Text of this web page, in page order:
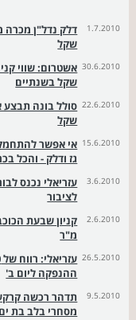
1.7.2010
שקל
30.6.2010
שקל בשנתיים
22.6.2010
שקל
15.6.2010 אי אפשר להתחמק
גז ודלק - והכל
3.6.2010
לציבור
2.6.2010
מ"ר
26.5.2010
ההנפקה ליום ב'
9.5.2010
מסחרי בלב בת ים